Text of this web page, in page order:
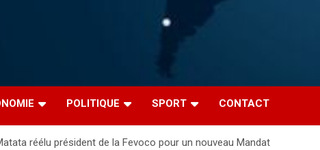
POLITIQUE SPORT CONTACT
réélu président de la Fevoco pour un nouveau Mandat